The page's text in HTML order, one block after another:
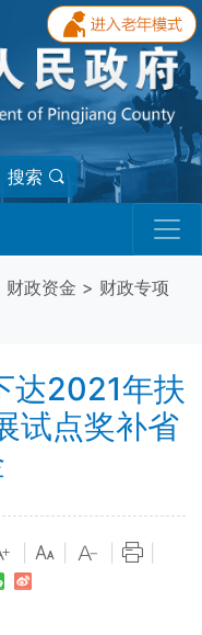
搜索
财政资金 > 财政专项
达2021年扶
试点奖补省